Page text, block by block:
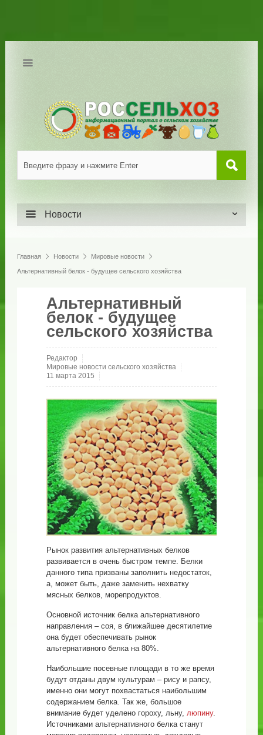
Новости
Главная Новости Мировые новости
Альтернативный белок - будущее сельского хозяйства
Альтернативный
белок - будущее
сельского хозяйства
Редактор
Мировые новости сельского хозяйства
11 марта 2015
Рынок развития альтернативных белков
развивается в очень быстром темпе. Белки
данного типа призваны заполнить недостаток,
а, может быть, даже заменить нехватку
мясных белков, морепродуктов.
Основной источник белка альтернативного
направления – соя, в ближайшее десятилетие
она будет обеспечивать рынок
альтернативного белка на 80%.
Наибольшие посевные площади в то же время
будут отданы двум культурам – рису и рапсу,
именно они могут похвастаться наибольшим
содержанием белка. Так же, большое
внимание будет уделено гороху, льну, люпину.
Источниками альтернативного белка станут